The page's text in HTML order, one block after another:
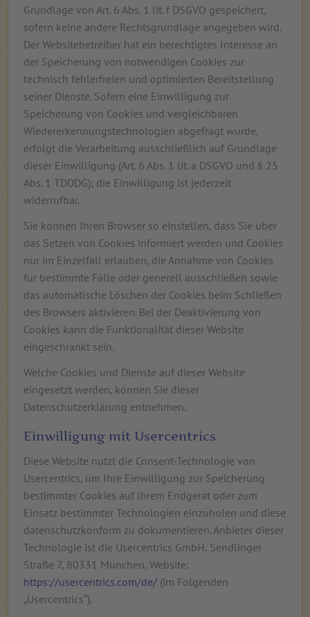
Grundlage von Art. 6 Abs. 1 lit. f DSGVO gespeichert,
sofern keine andere Rechtsgrundlage angegeben wird.
Der Websitebetreiber hat ein berechtigtes Interesse an
der Speicherung von notwendigen Cookies zur
technisch fehlerfreien und optimierten Bereitstellung
seiner Dienste. Sofern eine Einwilligung zur
Speicherung von Cookies und vergleichbaren
Wiedererkennungstechnologien abgefragt wurde,
erfolgt die Verarbeitung ausschließlich auf Grundlage
dieser Einwilligung (Art. 6 Abs. 1 lit. a DSGVO und § 25
Abs. 1 TDDDG); die Einwilligung ist jederzeit
widerrufbar.
Sie können Ihren Browser so einstellen, dass Sie über
das Setzen von Cookies informiert werden und Cookies
nur im Einzelfall erlauben, die Annahme von Cookies
für bestimmte Fälle oder generell ausschließen sowie
das automatische Löschen der Cookies beim Schließen
des Browsers aktivieren. Bei der Deaktivierung von
Cookies kann die Funktionalität dieser Website
eingeschränkt sein.
Welche Cookies und Dienste auf dieser Website
eingesetzt werden, können Sie dieser
Datenschutzerklärung entnehmen.
Einwilligung mit Usercentrics
Diese Website nutzt die Consent-Technologie von
Usercentrics, um Ihre Einwilligung zur Speicherung
bestimmter Cookies auf Ihrem Endgerät oder zum
Einsatz bestimmter Technologien einzuholen und diese
datenschutzkonform zu dokumentieren. Anbieter dieser
Technologie ist die Usercentrics GmbH, Sendlinger
Straße 7, 80331 München, Website:
https://usercentrics.com/de/ (im Folgenden
„Usercentrics“).